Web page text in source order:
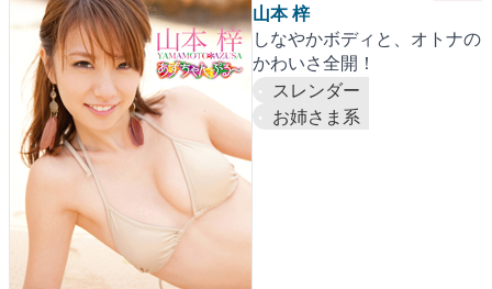
山本 梓
しなやかボディと、オトナの
かわいさ全開！
スレンダー
お姉さま系